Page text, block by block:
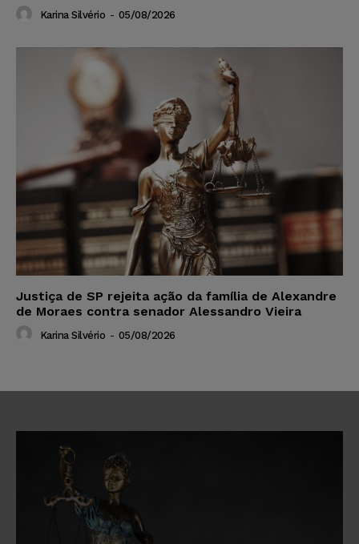
Karina Silvério - 05/08/2026
Justiça de SP rejeita ação da família de Alexandre
de Moraes contra senador Alessandro Vieira
Karina Silvério - 05/08/2026